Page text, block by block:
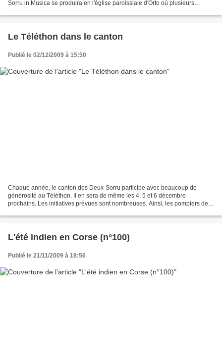
Sorru in Musica se produira en l'église paroissiale d'Orto où plusieurs
Le Téléthon dans le canton
Publié le 02/12/2009 à 15:50
Chaque année, le canton des Deux-Sorru participe avec beaucoup de
générosité au Téléthon. Il en sera de même les 4, 5 et 6 décembre
prochains. Les initiatives prévues sont nombreuses. Ainsi, les pompiers de
L'été indien en Corse (n°100)
Publié le 21/11/2009 à 18:56